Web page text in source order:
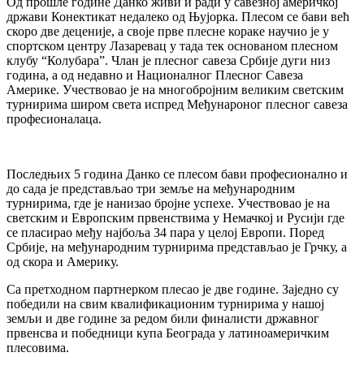
држави Конектикат недалеко од Њуjорка. Плесом се бави већ
скоро две децениjе, а своjе прве плесне кораке научио jе у
спортском центру Лазаревац у тада тек основаном плесном
клубу “Колубара”. Члан jе плесног савеза Србиjе дуги низ
година, а од недавно и Националног Плесног Савеза
Америке. Учествовао jе на многоброjним великим светским
турнирима широм света испред Међунароног плесног савеза
професионалаца.
Последњих 5 година Данко се плесом бави професионално и
до сада jе представљао три земље на међународним
турнирима, где jе нанизао броjне успехе. Учествовао jе на
светским и Европским првенствима у Немачкоj и Русиjи где
се пласирао међу наjбоља 34 пара у целоj Европи. Поред
Србиjе, на међународним турнирима представљао jе Грчку, а
од скора и Америку.
Са претходном партнерком плесао jе две године. Заjедно су
победили на свим квалификационим турнирима у нашоj
земљи и две године за редом били финалисти државног
првенсва и победници купа Београда у латиноамеричким
плесовима.